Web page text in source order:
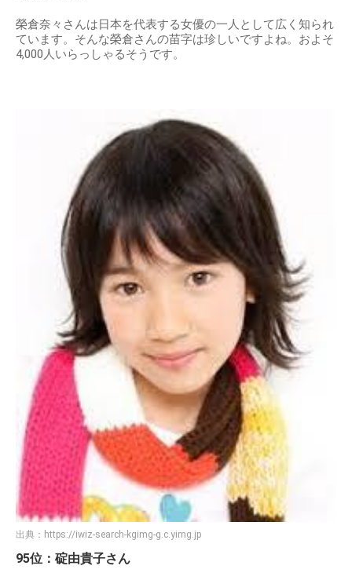
榮倉奈々さんは日本を代表する女優の一人として広く知られ
ています。そんな榮倉さんの苗字は珍しいですよね。およそ
4,000人いらっしゃるそうです。
出典： https://iwiz-search-kgimg-g.c.yimg.jp
95位：碇由貴子さん